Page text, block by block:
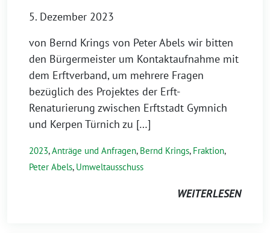
5. Dezember 2023
von Bernd Krings von Peter Abels wir bitten
den Bürgermeister um Kontaktaufnahme mit
dem Erftverband, um mehrere Fragen
bezüglich des Projektes der Erft-
Renaturierung zwischen Erftstadt Gymnich
und Kerpen Türnich zu […]
2023,Anträge und Anfragen, Bernd Krings, Fraktion,
Peter Abels, Umweltausschuss
WEITERLESEN